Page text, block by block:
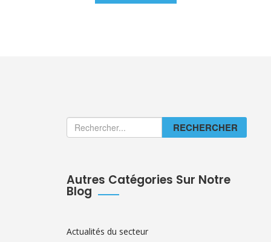
RECHERCHER
Autres Catégories Sur Notre
Blog
Actualités du secteur